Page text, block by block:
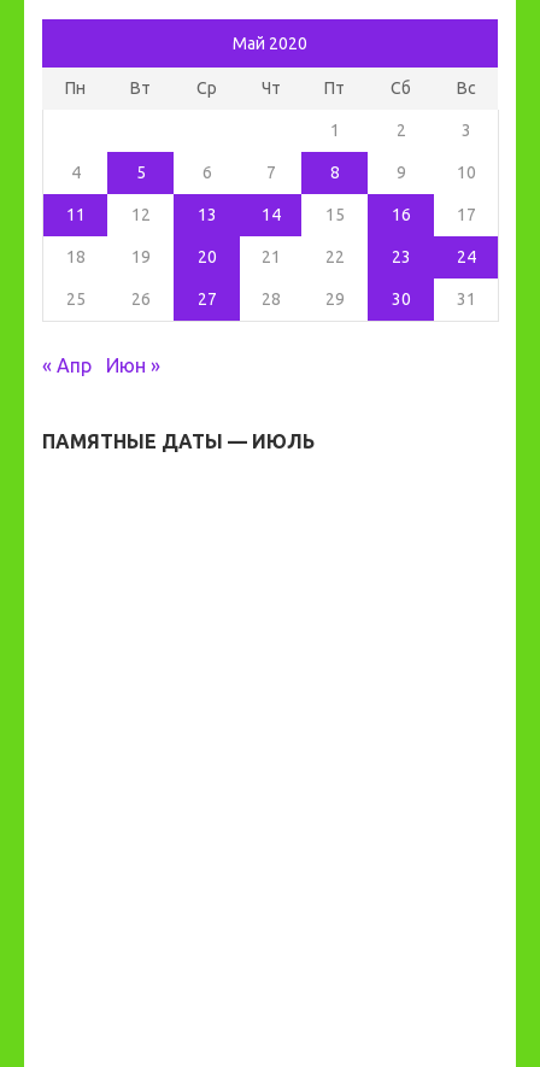
Май 2020
Пн Вт Ср Чт Пт Сб Вс
1 2 3
4 5 6 7 8 9 10
11 12 13 14 15 16 17
18 19 20 21 22 23 24
25 26 27 28 29 30 31
« Апр Июн »
ПАМЯТНЫЕ ДАТЫ — ИЮЛЬ